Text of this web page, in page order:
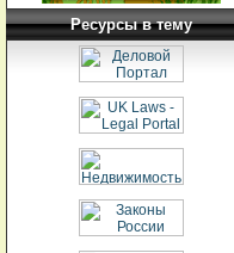
Ресурсы в тему